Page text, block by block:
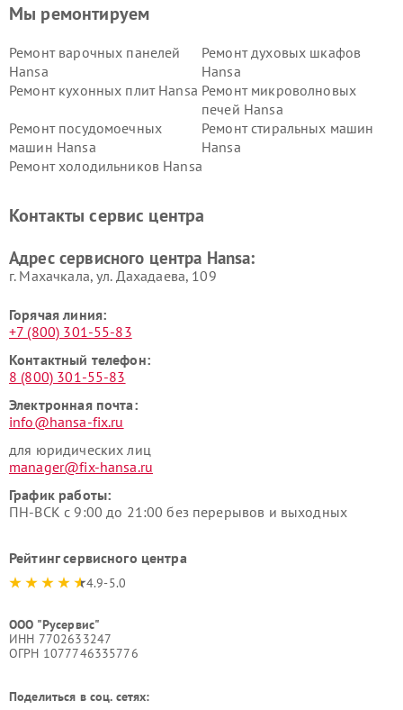
Мы ремонтируем
Ремонт варочных панелей
Hansa
Ремонт духовых шкафов
Hansa
Ремонт кухонных плит Hansa Ремонт микроволновых
печей Hansa
Ремонт посудомоечных
машин Hansa
Ремонт стиральных машин
Hansa
Ремонт холодильников Hansa
Контакты сервис центра
Адрес сервисного центра Hansa:
г. Махачкала, ул. Дахадаева, 109
Горячая линия:
+7 (800) 301-55-83
Контактный телефон:
8 (800) 301-55-83
Электронная почта:
info@hansa-fix.ru
для юридических лиц
manager@fix-hansa.ru
График работы:
ПН-ВСК с 9:00 до 21:00 без перерывов и выходных
Рейтинг сервисного центра
4.9-5.0
ООО "Русервис"
ИНН 7702633247
ОГРН 1077746335776
Поделиться в соц. сетях: